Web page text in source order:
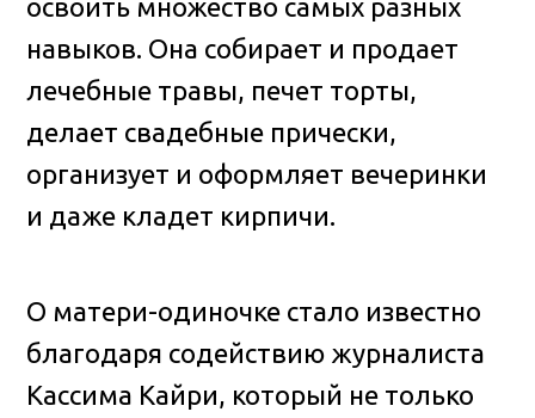
освоить множество самых разных
навыков. Она собирает и продает
лечебные травы, печет торты,
делает свадебные прически,
организует и оформляет вечеринки
и даже кладет кирпичи.
О матери-одиночке стало известно
благодаря содействию журналиста
Кассима Кайри, который не только